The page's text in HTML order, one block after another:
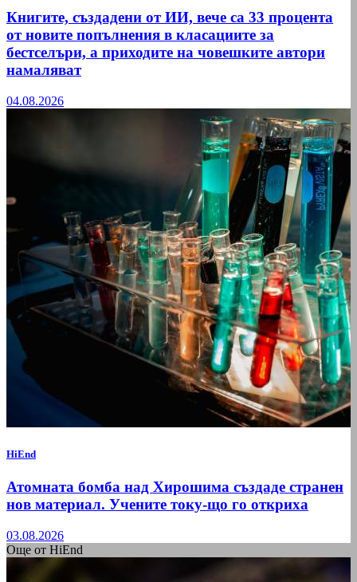
Книгите, създадени от ИИ, вече са 33 процента
от новите попълнения в класациите за
бестселъри, а приходите на човешките автори
намаляват
04.08.2026
HiEnd
Атомната бомба над Хирошима създаде странен
нов материал. Учените току-що го откриха
03.08.2026
Още от HiEnd